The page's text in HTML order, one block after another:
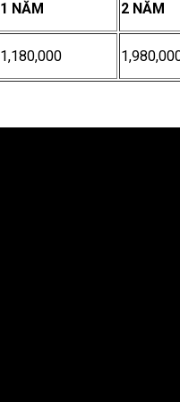
1 NĂM 2 NĂM
1,180,000